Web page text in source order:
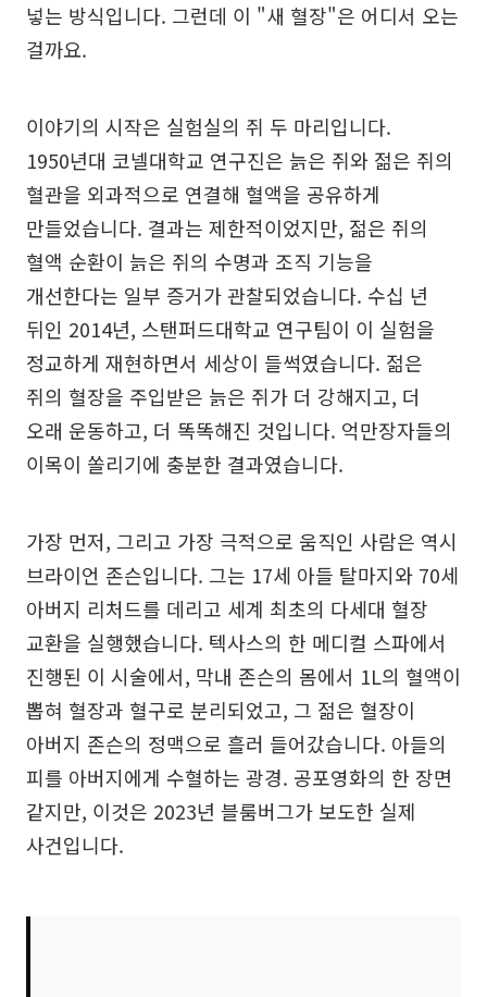
넣는 방식입니다. 그런데 이 "새 혈장"은 어디서 오는
걸까요.
이야기의 시작은 실험실의 쥐 두 마리입니다.
1950년대 코넬대학교 연구진은 늙은 쥐와 젊은 쥐의
혈관을 외과적으로 연결해 혈액을 공유하게
만들었습니다. 결과는 제한적이었지만, 젊은 쥐의
혈액 순환이 늙은 쥐의 수명과 조직 기능을
개선한다는 일부 증거가 관찰되었습니다. 수십 년
뒤인 2014년, 스탠퍼드대학교 연구팀이 이 실험을
정교하게 재현하면서 세상이 들썩였습니다. 젊은
쥐의 혈장을 주입받은 늙은 쥐가 더 강해지고, 더
오래 운동하고, 더 똑똑해진 것입니다. 억만장자들의
이목이 쏠리기에 충분한 결과였습니다.
가장 먼저, 그리고 가장 극적으로 움직인 사람은 역시
브라이언 존슨입니다. 그는 17세 아들 탈마지와 70세
아버지 리처드를 데리고 세계 최초의 다세대 혈장
교환을 실행했습니다. 텍사스의 한 메디컬 스파에서
진행된 이 시술에서, 막내 존슨의 몸에서 1L의 혈액이
뽑혀 혈장과 혈구로 분리되었고, 그 젊은 혈장이
아버지 존슨의 정맥으로 흘러 들어갔습니다. 아들의
피를 아버지에게 수혈하는 광경. 공포영화의 한 장면
같지만, 이것은 2023년 블룸버그가 보도한 실제
사건입니다.